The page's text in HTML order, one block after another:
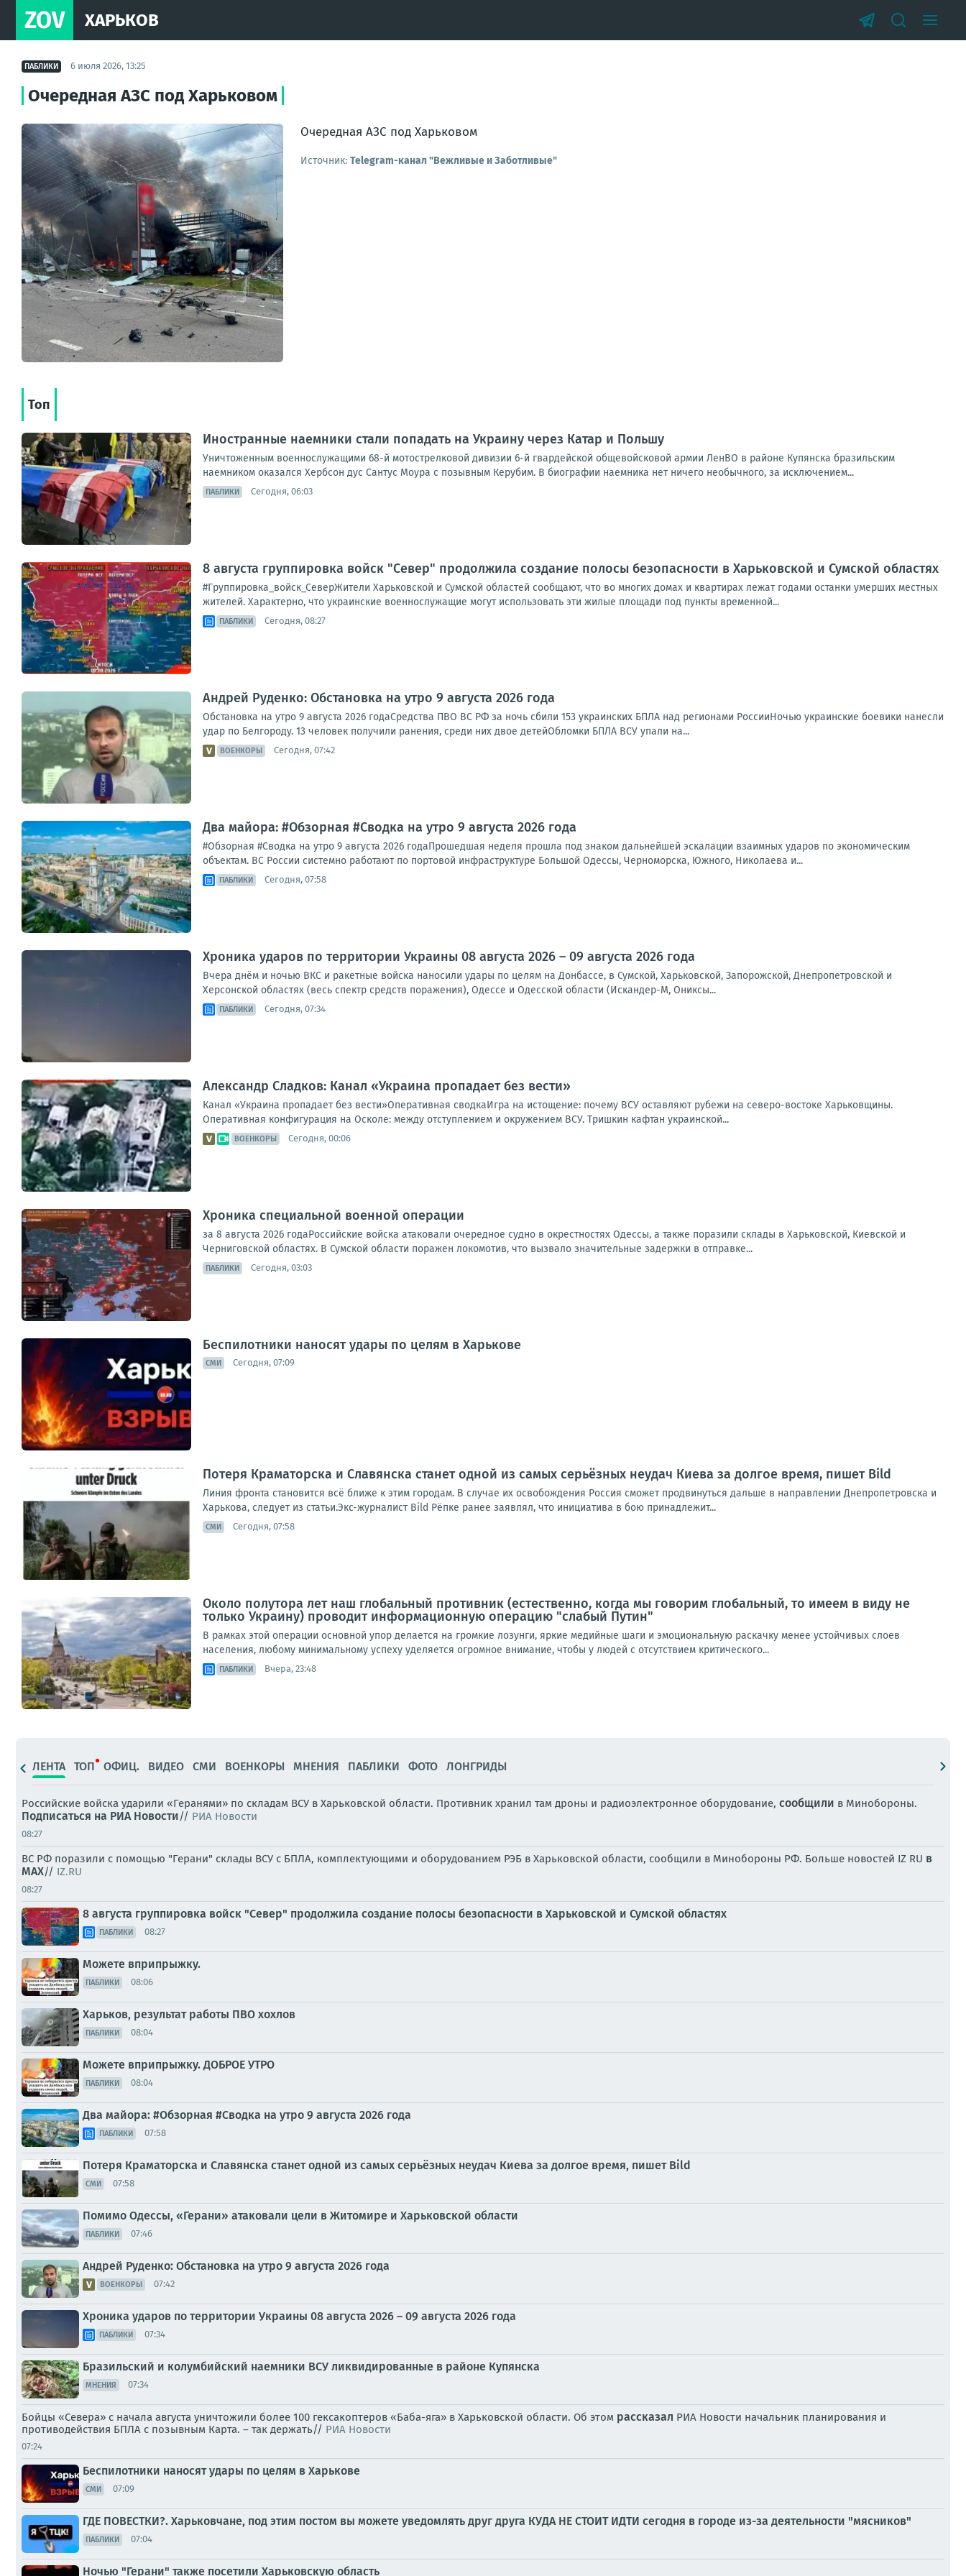
ZOV ХАРЬКОВ
ПАБЛИКИ 6 июля 2026, 13:25
Очередная АЗС под Харьковом
Очередная АЗС под Харьковом
Источник: Telegram-канал "Вежливые и Заботливые"
Топ
Иностранные наемники стали попадать на Украину через Катар и Польшу
Уничтоженным военнослужащими 68-й мотострелковой дивизии 6-й гвардейской общевойсковой армии ЛенВО в районе Купянска бразильским
наемником оказался Хербсон дус Сантус Моура с позывным Керубим. В биографии наемника нет ничего необычного, за исключением...
ПАБЛИКИ Сегодня, 06:03
8 августа группировка войск "Север" продолжила создание полосы безопасности в Харьковской и Сумской областях
#Группировка_войск_СеверЖители Харьковской и Сумской областей сообщают, что во многих домах и квартирах лежат годами останки умерших местных
жителей. Характерно, что украинские военнослужащие могут использовать эти жилые площади под пункты временной...
ПАБЛИКИ Сегодня, 08:27
Андрей Руденко: Обстановка на утро 9 августа 2026 года
Обстановка на утро 9 августа 2026 годаСредства ПВО ВС РФ за ночь сбили 153 украинских БПЛА над регионами РоссииНочью украинские боевики нанесли
удар по Белгороду. 13 человек получили ранения, среди них двое детейОбломки БПЛА ВСУ упали на...
ВОЕНКОРЫ Сегодня, 07:42
Два майора: #Обзорная #Сводка на утро 9 августа 2026 года
#Обзорная #Сводка на утро 9 августа 2026 годаПрошедшая неделя прошла под знаком дальнейшей эскалации взаимных ударов по экономическим
объектам. ВС России системно работают по портовой инфраструктуре Большой Одессы, Черноморска, Южного, Николаева и...
ПАБЛИКИ Сегодня, 07:58
Хроника ударов по территории Украины 08 августа 2026 – 09 августа 2026 года
Вчера днём и ночью ВКС и ракетные войска наносили удары по целям на Донбассе, в Сумской, Харьковской, Запорожской, Днепропетровской и
Херсонской областях (весь спектр средств поражения), Одессе и Одесской области (Искандер-М, Ониксы...
ПАБЛИКИ Сегодня, 07:34
Александр Сладков: Канал «Украина пропадает без вести»
Канал «Украина пропадает без вести»Оперативная сводкаИгра на истощение: почему ВСУ оставляют рубежи на северо-востоке Харьковщины.
Оперативная конфигурация на Осколе: между отступлением и окружением ВСУ. Тришкин кафтан украинской...
ВОЕНКОРЫ Сегодня, 00:06
Хроника специальной военной операции
за 8 августа 2026 годаРоссийские войска атаковали очередное судно в окрестностях Одессы, а также поразили склады в Харьковской, Киевской и
Черниговской областях. В Сумской области поражен локомотив, что вызвало значительные задержки в отправке...
ПАБЛИКИ Сегодня, 03:03
Беспилотники наносят удары по целям в Харькове
СМИ Сегодня, 07:09
Потеря Краматорска и Славянска станет одной из самых серьёзных неудач Киева за долгое время, пишет Bild
Линия фронта становится всё ближе к этим городам. В случае их освобождения Россия сможет продвинуться дальше в направлении Днепропетровска и
Харькова, следует из статьи.Экс-журналист Bild Рёпке ранее заявлял, что инициатива в бою принадлежит...
СМИ Сегодня, 07:58
Около полутора лет наш глобальный противник (естественно, когда мы говорим глобальный, то имеем в виду не
только Украину) проводит информационную операцию "слабый Путин"
В рамках этой операции основной упор делается на громкие лозунги, яркие медийные шаги и эмоциональную раскачку менее устойчивых слоев
населения, любому минимальному успеху уделяется огромное внимание, чтобы у людей с отсутствием критического...
ПАБЛИКИ Вчера, 23:48
ЛЕНТА ТОП ОФИЦ. ВИДЕО СМИ ВОЕНКОРЫ МНЕНИЯ ПАБЛИКИ ФОТО ЛОНГРИДЫ
Российские войска ударили «Геранями» по складам ВСУ в Харьковской области. Противник хранил там дроны и радиоэлектронное оборудование, сообщили в Минобороны.
Подписаться на РИА Новости// РИА Новости
08:27
ВС РФ поразили с помощью "Герани" склады ВСУ с БПЛА, комплектующими и оборудованием РЭБ в Харьковской области, сообщили в Минобороны РФ. Больше новостей IZ RU в
MAX// IZ.RU
08:27
8 августа группировка войск "Север" продолжила создание полосы безопасности в Харьковской и Сумской областях
ПАБЛИКИ 08:27
Можете вприпрыжку.
ПАБЛИКИ 08:06
Харьков, результат работы ПВО хохлов
ПАБЛИКИ 08:04
Можете вприпрыжку. ДОБРОЕ УТРО
ПАБЛИКИ 08:04
Два майора: #Обзорная #Сводка на утро 9 августа 2026 года
ПАБЛИКИ 07:58
Потеря Краматорска и Славянска станет одной из самых серьёзных неудач Киева за долгое время, пишет Bild
СМИ 07:58
Помимо Одессы, «Герани» атаковали цели в Житомире и Харьковской области
ПАБЛИКИ 07:46
Андрей Руденко: Обстановка на утро 9 августа 2026 года
ВОЕНКОРЫ 07:42
Хроника ударов по территории Украины 08 августа 2026 – 09 августа 2026 года
ПАБЛИКИ 07:34
Бразильский и колумбийский наемники ВСУ ликвидированные в районе Купянска
МНЕНИЯ 07:34
Бойцы «Севера» с начала августа уничтожили более 100 гексакоптеров «Баба-яга» в Харьковской области. Об этом рассказал РИА Новости начальник планирования и
противодействия БПЛА с позывным Карта. – так держать// РИА Новости
07:24
Беспилотники наносят удары по целям в Харькове
СМИ 07:09
ГДЕ ПОВЕСТКИ?. Харьковчане, под этим постом вы можете уведомлять друг друга КУДА НЕ СТОИТ ИДТИ сегодня в городе из-за деятельности "мясников"
ПАБЛИКИ 07:04
Ночью "Герани" также посетили Харьковскую область